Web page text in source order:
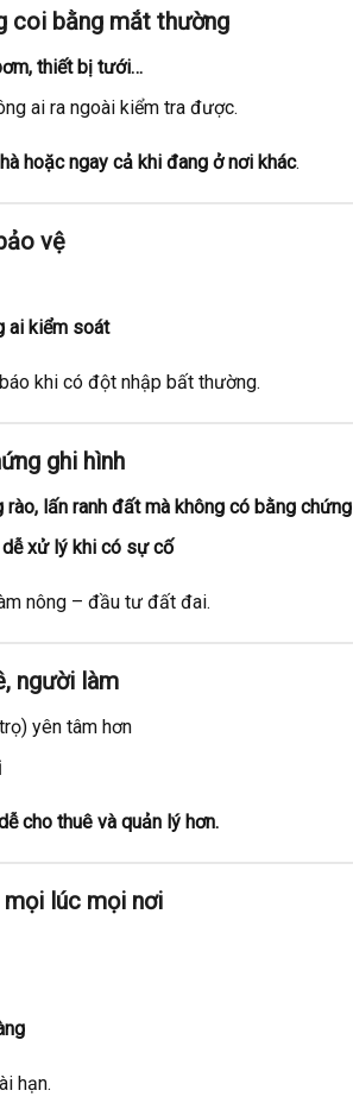
coi bằng mắt thường
thiết bị tưới…
ai ra ngoài kiểm tra được.
hoặc ngay cả khi đang ở nơi khác.
vệ
ai kiểm soát
khi có đột nhập bất thường.
ghi hình
lấn ranh đất mà không có bằng chứng
xử lý khi có sự cố
nông – đầu tư đất đai.
người làm
yên tâm hơn
cho thuê và quản lý hơn.
lúc mọi nơi
hạn.